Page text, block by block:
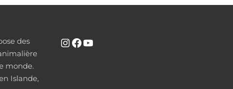
des
monde.
Islande,
INSTAGRAM
FACEBOOK
YOUTUBE